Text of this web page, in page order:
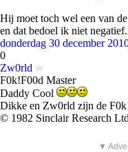
Hij moet toch wel een van
en dat bedoel ik niet negatief.
donderdag 30 december
0
Zw0rld
F0k!F00d Master
Daddy Cool
Dikke en Zw0rld zijn de
© 1982 Sinclair Research Ltd
▼